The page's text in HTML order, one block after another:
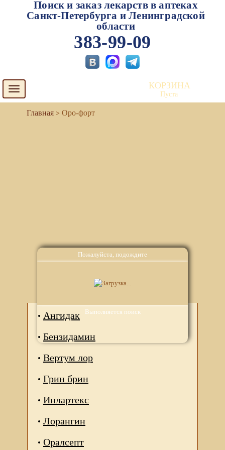
Пожалуйста, подождите
Выполняется поиск
Поиск и заказ лекарств в аптеках
Санкт-Петербурга и Ленинградской
области
383-99-09
Toggle
navigation
КОРЗИНА
Пуста
Оро-форт
Аналоги
Ангидак
Бензидамин
Вертум лор
Грин брин
Инлартекс
Лорангин
Оралсепт